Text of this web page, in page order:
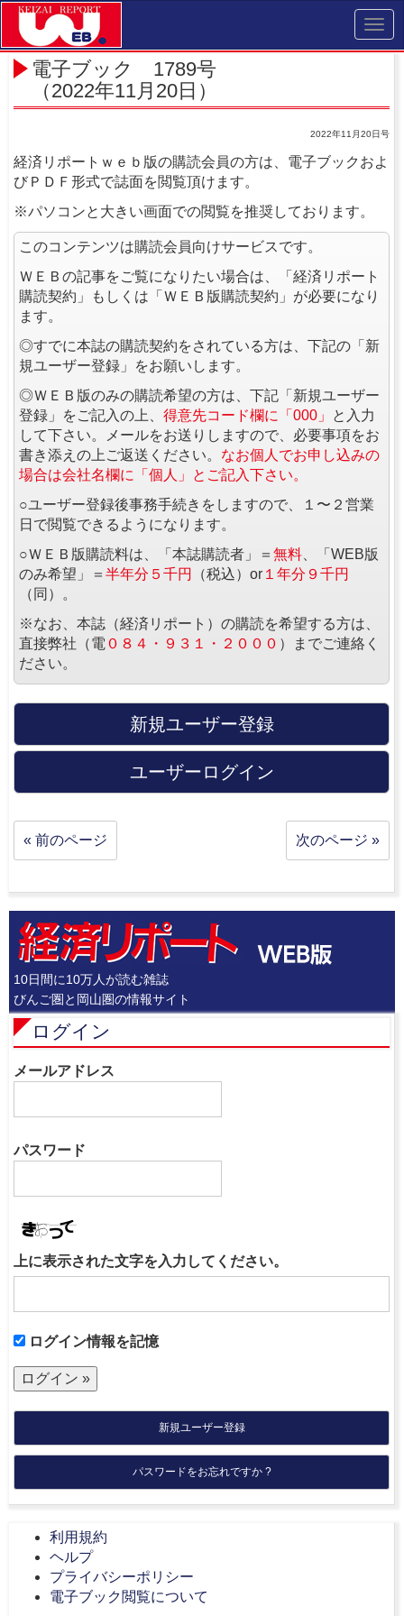
電子ブック 1789号
（2022年11月20日）
2022年11月20日号
経済リポートｗｅｂ版の購読会員の方は、電子ブックおよ
びＰＤＦ形式で誌面を閲覧頂けます。
※パソコンと大きい画面での閲覧を推奨しております。
このコンテンツは購読会員向けサービスです。
ＷＥＢの記事をご覧になりたい場合は、「経済リポート
購読契約」もしくは「ＷＥＢ版購読契約」が必要になり
ます。
◎すでに本誌の購読契約をされている方は、下記の「新
規ユーザー登録」をお願いします。
◎ＷＥＢ版のみの購読希望の方は、下記「新規ユーザー
登録」をご記入の上、 得意先コード欄に「000」
と入力
して下さい。メールをお送りしますので、必要事項をお
書き添えの上ご返送ください。 なお個人でお申し込みの
場合は会社名欄に「個人」とご記入下さい。
○ユーザー登録後事務手続きをしますので、１〜２営業
日で閲覧できるようになります。
○ＷＥＢ版購読料は、「本誌購読者」＝ 無料 、「WEB版
のみ希望」＝ 半年分５千円 （税込）or １年分９千円
（同）。
※なお、本誌（経済リポート）の購読を希望する方は、
直接弊社（電 ０８４・９３１・２０００ ）までご連絡く
ださい。
新規ユーザー登録
ユーザーログイン
« 前のページ 次のページ »
10日間に10万人が読む雑誌
びんご圏と岡山圏の情報サイト
ログイン
メールアドレス
パスワード
上に表示された文字を入力してください。
ログイン情報を記憶
新規ユーザー登録
パスワードをお忘れですか ?
利用規約
ヘルプ
プライバシーポリシー
電子ブック閲覧について